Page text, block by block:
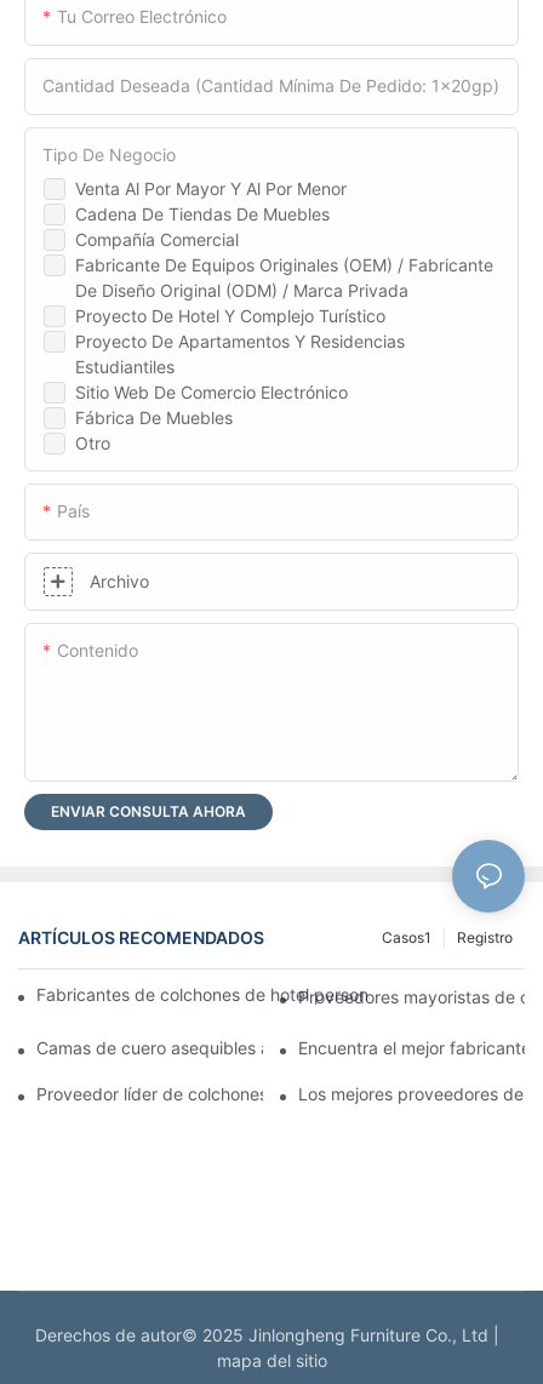
Tu Correo Electrónico
Cantidad Deseada (cantidad Mínima De Pedido: 1x20gp)
Venta Al Por Mayor Y Al Por Menor
Cadena De Tiendas De Muebles
Compañía Comercial
Fabricante De Equipos Originales (OEM) / Fabricante
De Diseño Original (ODM) / Marca Privada
Proyecto De Hotel Y Complejo Turístico
Proyecto De Apartamentos Y Residencias
Estudiantiles
Sitio Web De Comercio Electrónico
Fábrica De Muebles
Otro
Tipo De Negocio
País
Archivo
Contenido
ENVIAR CONSULTA AHORA
ARTÍCULOS RECOMENDADOS Registro
Casos1
Fabricantes de colchones de hotel personalizados de primera
Proveedores mayoristas de
Camas de cuero asequibles al por mayor para su negocio
Encuentra el mejor fabricante
Proveedor líder de colchones para las necesidades de su
Los mejores proveedores de
Derechos de autor© 2025 Jinlongheng Furniture Co., Ltd |
mapa del sitio